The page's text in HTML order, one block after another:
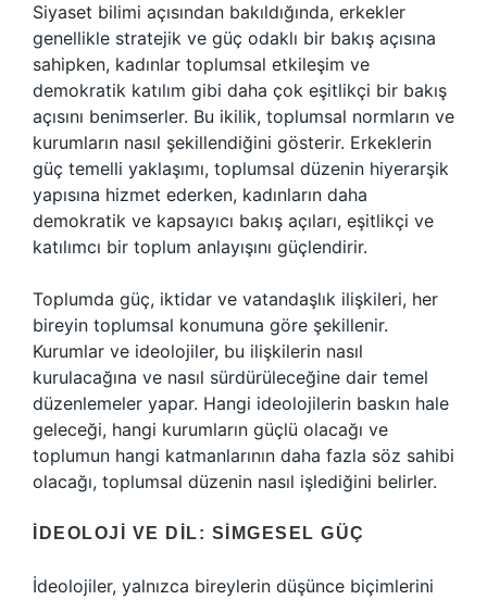
Siyaset bilimi açısından bakıldığında, erkekler
genellikle stratejik ve güç odaklı bir bakış açısına
sahipken, kadınlar toplumsal etkileşim ve
demokratik katılım gibi daha çok eşitlikçi bir bakış
açısını benimserler. Bu ikilik, toplumsal normların ve
kurumların nasıl şekillendiğini gösterir. Erkeklerin
güç temelli yaklaşımı, toplumsal düzenin hiyerarşik
yapısına hizmet ederken, kadınların daha
demokratik ve kapsayıcı bakış açıları, eşitlikçi ve
katılımcı bir toplum anlayışını güçlendirir.
Toplumda güç, iktidar ve vatandaşlık ilişkileri, her
bireyin toplumsal konumuna göre şekillenir.
Kurumlar ve ideolojiler, bu ilişkilerin nasıl
kurulacağına ve nasıl sürdürüleceğine dair temel
düzenlemeler yapar. Hangi ideolojilerin baskın hale
geleceği, hangi kurumların güçlü olacağı ve
toplumun hangi katmanlarının daha fazla söz sahibi
olacağı, toplumsal düzenin nasıl işlediğini belirler.
İDEOLOJI VE DIL: SIMGESEL GÜÇ
İdeolojiler, yalnızca bireylerin düşünce biçimlerini